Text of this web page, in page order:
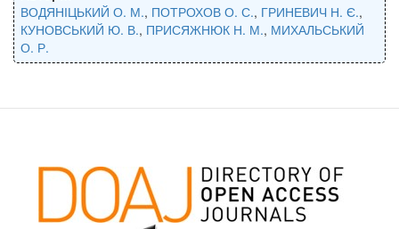
ВОДЯНІЦЬКИЙ О. М., ПОТРОХОВ О. С., ГРИНЕВИЧ Н. Є.,
КУНОВСЬКИЙ Ю. В., ПРИСЯЖНЮК Н. М., МИХАЛЬСЬКИЙ
О. Р.